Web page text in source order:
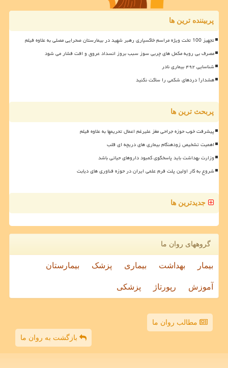
پربیننده ترین ها
تجهیز 100 تخت ویژه مراسم خاکسپاری رهبر شهید در بیمارستان صحرایی مصلی به علاوه فیلم
مصرف بی رویه مکمل های چربی سوز سبب بروز انسداد عروق و افت فشار می شود
شناسایی ۴۹۲ بیماری نادر
هشدار! دردهای شکمی را ساکت نکنید
پربحث ترین ها
پیشرفت خوب حوزه جراحی مغز علیرغم اعمال تحریمها به علاوه فیلم
اهمیت تشخیص زودهنگام بیماری های دریچه ای قلب
وزارت بهداشت باید پاسخگوی کمبود داروهای حیاتی باشد
شروع به کار اولین پلت فرم علمی ایران در حوزه فناوری های دیابت
جدیدترین ها
گروههای روان ما
بیمار بهداشت بیماری پزشک بیمارستان
آموزش رپورتاژ پزشکی
مطالب روان ما
بازگشت به روان ما